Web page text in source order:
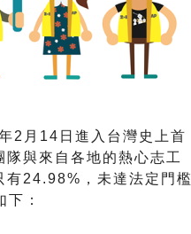
2月14日進入台灣史上首
與來自各地的熱心志工
有24.98%，未達法定門檻
：